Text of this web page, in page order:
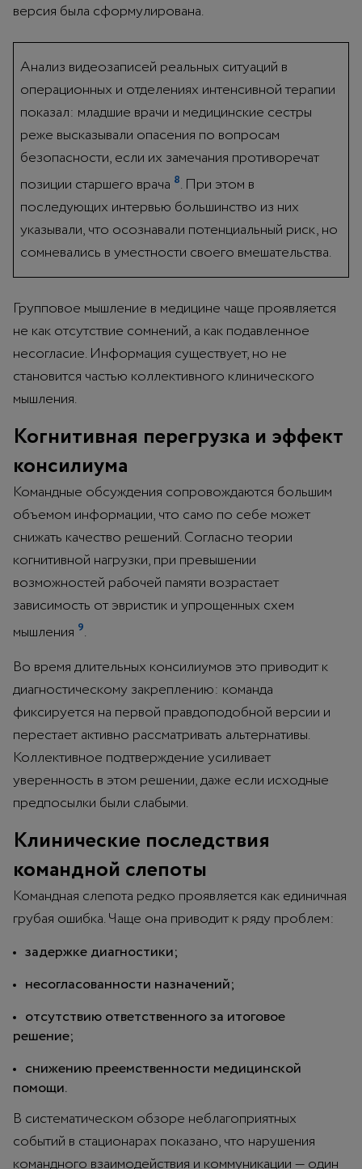
версия была сформулирована.
Анализ видеозаписей реальных ситуаций в
операционных и отделениях интенсивной терапии
показал: младшие врачи и медицинские сестры
реже высказывали опасения по вопросам
безопасности, если их замечания противоречат
позиции старшего врача 8. При этом в
последующих интервью большинство из них
указывали, что осознавали потенциальный риск, но
сомневались в уместности своего вмешательства.
Групповое мышление в медицине чаще проявляется
не как отсутствие сомнений, а как подавленное
несогласие. Информация существует, но не
становится частью коллективного клинического
мышления.
Когнитивная перегрузка и эффект
консилиума
Командные обсуждения сопровождаются большим
объемом информации, что само по себе может
снижать качество решений. Согласно теории
когнитивной нагрузки, при превышении
возможностей рабочей памяти возрастает
зависимость от эвристик и упрощенных схем
мышления 9.
Во время длительных консилиумов это приводит к
диагностическому закреплению: команда
фиксируется на первой правдоподобной версии и
перестает активно рассматривать альтернативы.
Коллективное подтверждение усиливает
уверенность в этом решении, даже если исходные
предпосылки были слабыми.
Клинические последствия
командной слепоты
Командная слепота редко проявляется как единичная
грубая ошибка. Чаще она приводит к ряду проблем:
задержке диагностики;
несогласованности назначений;
отсутствию ответственного за итоговое
решение;
снижению преемственности медицинской
помощи.
В систематическом обзоре неблагоприятных
событий в стационарах показано, что нарушения
командного взаимодействия и коммуникации — один